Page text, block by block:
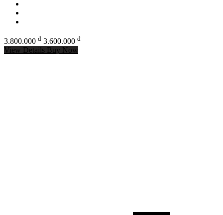
3.800.000 đ 3.600.000 đ
View Details Buy Now